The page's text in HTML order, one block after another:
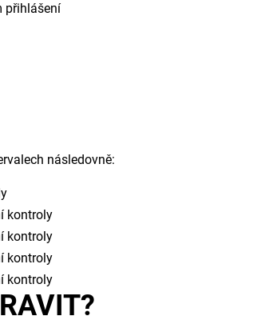
přihlášení
následovně:
kontroly
kontroly
kontroly
kontroly